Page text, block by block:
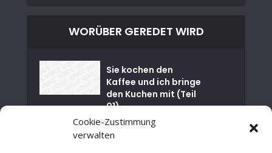
Cookie-Zustimmung
verwalten
WORÜBER GEREDET WIRD
Sie kochen den
Kaffee und ich bringe
den Kuchen mit (Teil
01)
Nuklearkatastrophe